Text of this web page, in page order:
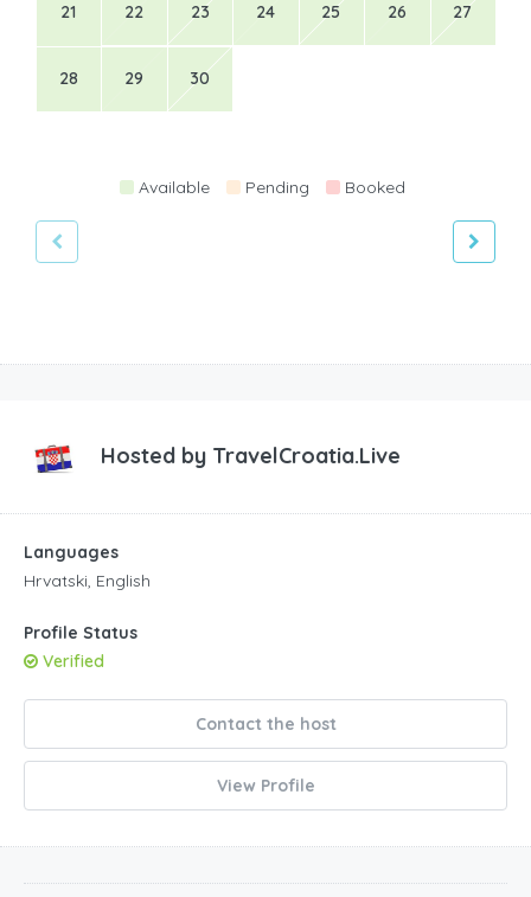
21 22 23 24 25 26 27
28 29 30
Available Pending Booked
Hosted by TravelCroatia.Live
Languages
Hrvatski, English
Profile Status
Verified
Contact the host
View Profile